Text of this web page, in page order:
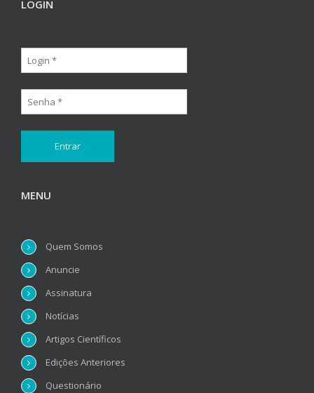
LOGIN
MENU
Quem Somos
Anuncie
Assinatura
Notícias
Artigos Científicos
Edições Anteriores
Questionário